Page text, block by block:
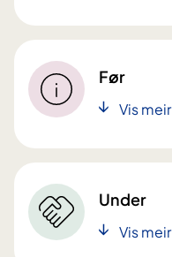
Før
Vis meir
Under
Vis meir